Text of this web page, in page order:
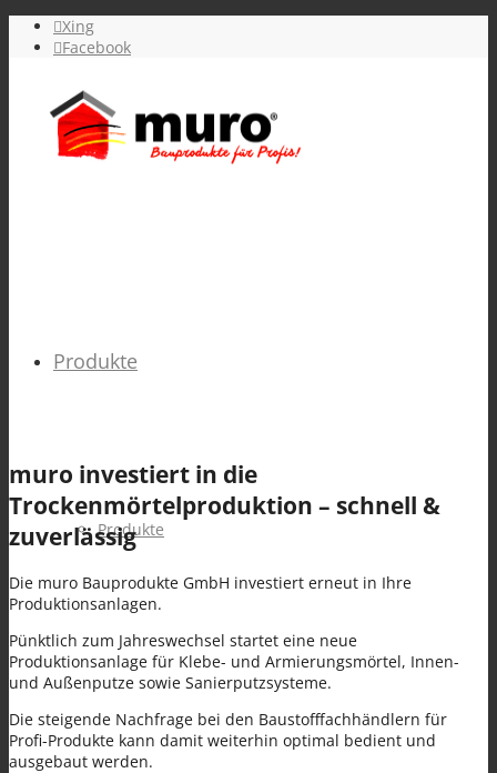
Xing
Facebook
Produkte
Produkte
Alle Produkte
muro investiert in die
Trockenmörtelproduktion – schnell &
zuverlässig
Die muro Bauprodukte GmbH investiert erneut in Ihre
Produktionsanlagen.
Pünktlich zum Jahreswechsel startet eine neue
Produktionsanlage für Klebe- und Armierungsmörtel, Innen-
und Außenputze sowie Sanierputzsysteme.
Die steigende Nachfrage bei den Baustofffachhändlern für
Profi-Produkte kann damit weiterhin optimal bedient und
ausgebaut werden.